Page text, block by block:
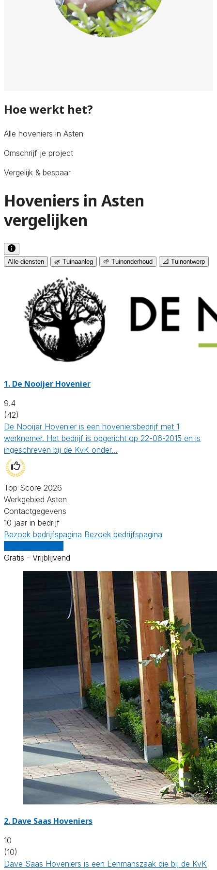
Hoe werkt het?
Alle hoveniers in Asten
Omschrijf je project
Vergelijk & bespaar
Hoveniers in Asten
vergelijken
Alle diensten 🌿 Tuinaanleg 🌱 Tuinonderhoud 📐 Tuinontwerp
1. De Nooijer Hovenier
9.4
(42)
De Nooijer Hovenier is een hoveniersbedrijf met 1
werknemer. Het bedrijf is opgericht op 22-06-2015 en is
ingeschreven bij de KvK onder…
Top Score 2026
Werkgebied Asten
Contactgegevens
10 jaar in bedrijf
Bezoek bedrijfspagina Bezoek bedrijfspagina
Gratis - Vrijblijvend
2. Dave Saas Hoveniers
10
(10)
Dave Saas Hoveniers is een Eenmanszaak die bij de KvK